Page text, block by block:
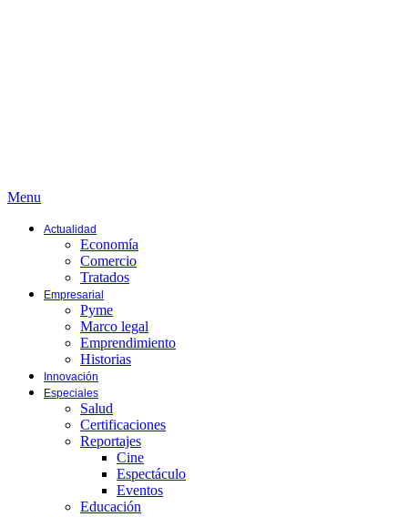
Menu
Actualidad
Economía
Comercio
Tratados
Empresarial
Pyme
Marco legal
Emprendimiento
Historias
Innovación
Especiales
Salud
Certificaciones
Reportajes
Cine
Espectáculo
Eventos
Educación